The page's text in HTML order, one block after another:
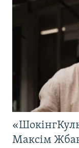
Максім